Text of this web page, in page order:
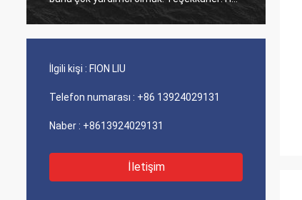
şey en iyi sırada, kaliteli mallar, hızlı
kaliteli görünüyor ve satın almak için
compnay ile iletişime geçecek Daha fazla
İlgili kişi : FION LIU
Telefon numarası : +86 13924029131
Naber : +8613924029131
İletişim